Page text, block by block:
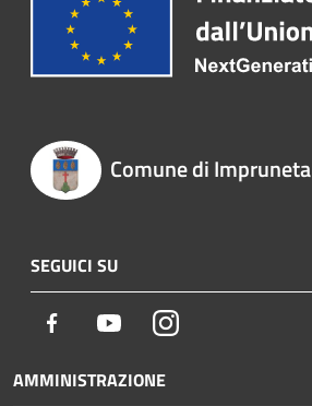
Comune di Impruneta
SEGUICI SU
Facebook YoutubeInstagram
AMMINISTRAZIONE